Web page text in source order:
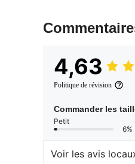
4,63
Politique de révision
Commander les
Petit
6%
Voir les avis